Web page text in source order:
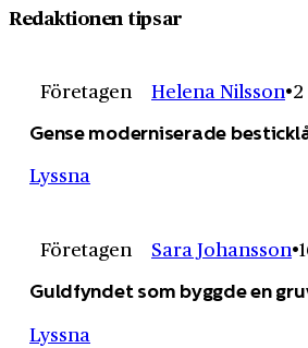
Redaktionen tipsar
Företagen Helena Nilsson
Gense moderniserade
Lyssna
Företagen Sara Johansson
Guldfyndet som byggde en
Lyssna